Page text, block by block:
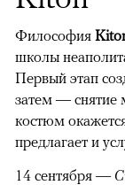
Философия
школы
Первый этап
затем — снятие
костюм
предлагает и
14 сентября —